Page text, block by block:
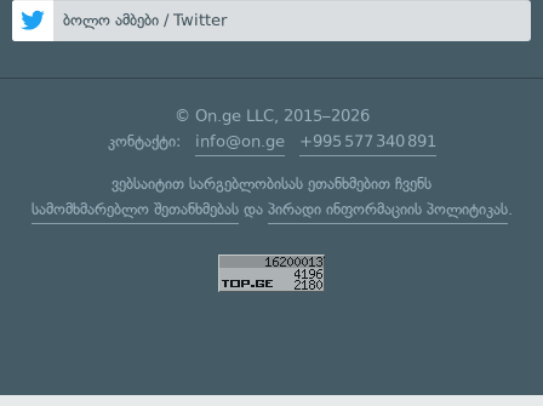
ბოლო ამბები / Twitter
© On.ge LLC, 2015–2026
კონტაქტი: info@on.ge +995 577 340 891
ვებსაიტით სარგებლობისას ეთანხმებით ჩვენს
სამომხმარებლო შეთანხმებასდა პირადი ინფორმაციის პოლიტიკას.